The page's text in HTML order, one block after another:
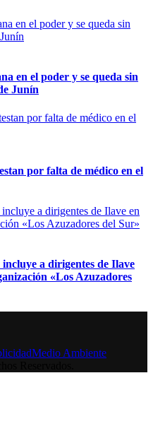
en el poder y se queda sin
Junín
por falta de médico en el
a dirigentes de Ilave
«Los Azuzadores
Medio Ambiente